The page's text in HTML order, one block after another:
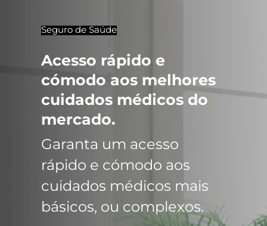
Seguro de Saúde
Acesso rápido e
cómodo aos melhores
cuidados médicos do
mercado.
Garanta um acesso
rápido e cómodo aos
cuidados médicos mais
básicos, ou complexos.